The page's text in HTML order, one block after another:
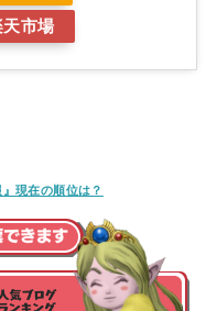
天市場
現在の順位は？